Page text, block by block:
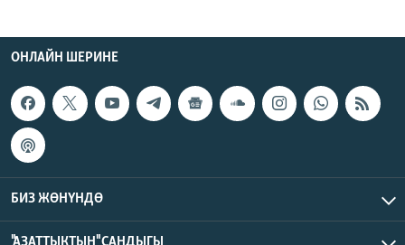
ОНЛАЙН ШЕРИНЕ
БИЗ ЖӨНҮНДӨ
"АЗАТТЫКТЫН" САНДЫГЫ